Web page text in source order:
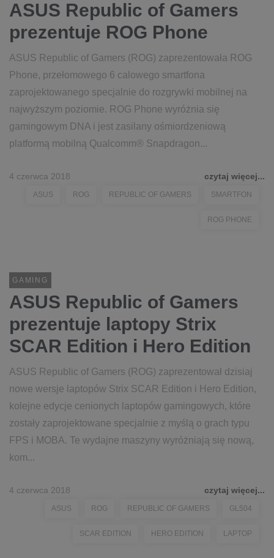
ASUS Republic of Gamers
prezentuje ROG Phone
ASUS Republic of Gamers (ROG) zaprezentowała ROG
Phone, przełomowego 6 calowego smartfona
zaprojektowanego specjalnie do rozgrywki mobilnej na
najwyższym poziomie. ROG Phone wyróżnia się
gamingowym DNA i jest zasilany ośmiordzeniową
platformą mobilną Qualcomm® Snapdragon...
4 czerwca 2018 czytaj więcej...
ASUS ROG REPUBLIC OF GAMERS SMARTFON
ROG PHONE
GAMING
ASUS Republic of Gamers
prezentuje laptopy Strix
SCAR Edition i Hero Edition
ASUS Republic of Gamers (ROG) zaprezentował dzisiaj
nowe wersje laptopów Strix SCAR Edition i Hero Edition,
kolejne edycje cenionych laptopów gamingowych, które
zostały zaprojektowane specjalnie z myślą o grach typu
FPS i MOBA. Te wydajne maszyny wyróżniają się nową,
kom...
4 czerwca 2018 czytaj więcej...
ASUS ROG REPUBLIC OF GAMERS GL504
SCAR EDITION HERO EDITION LAPTOP